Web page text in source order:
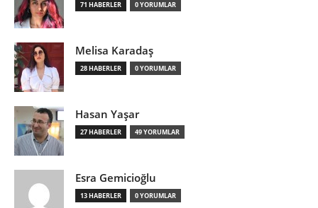
71 HABERLER 0 YORUMLAR
Melisa Karadaş
28 HABERLER 0 YORUMLAR
Hasan Yaşar
27 HABERLER 49 YORUMLAR
Esra Gemicioğlu
13 HABERLER 0 YORUMLAR